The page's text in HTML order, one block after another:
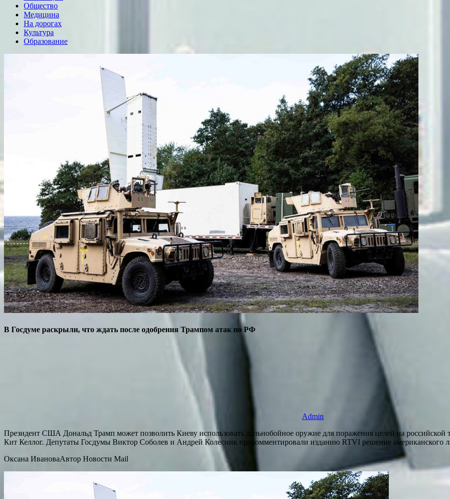
Общество
Медицина
На дорогах
Культура
Образование
В Госдуме раскрыли, что ждать после одобрения Трампом атак по РФ
Admin
Президент США Дональд Трамп может позволить Киеву использовать дальнобойное оружие для поражения целей на российской
Кит Келлог. Депутаты Госдумы Виктор Соболев и Андрей Колесник прокомментировали изданию RTVI решение американского
Оксана ИвановаАвтор Новости Mail